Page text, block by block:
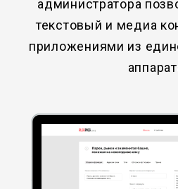
администратора
текстовый и медиа
приложениями из